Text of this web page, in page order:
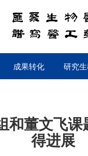
成果转化 研究
和董文飞
得进展